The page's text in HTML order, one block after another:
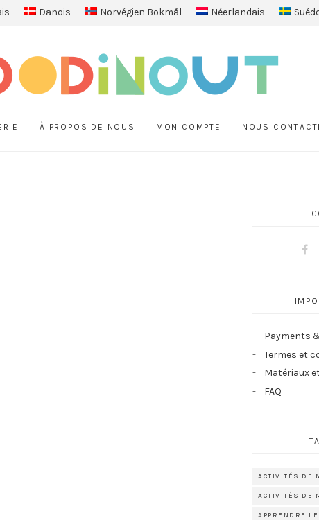
Danois Norvégien Bokmål Néerlandais
À PROPOS DE NOUS MON COMPTE NOUS
Payments
Termes et
Matériaux
FAQ
ACTIVITÉS DE
ACTIVITÉS DE
APPRENDRE